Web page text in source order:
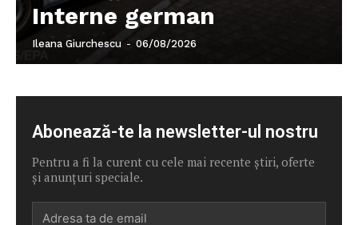
Interne german
Ileana Giurchescu - 06/08/2026
Abonează-te la newsletter-ul nostru
Pentru a fi la curent cu cele mai recente știri, oferte
și anunțuri speciale.